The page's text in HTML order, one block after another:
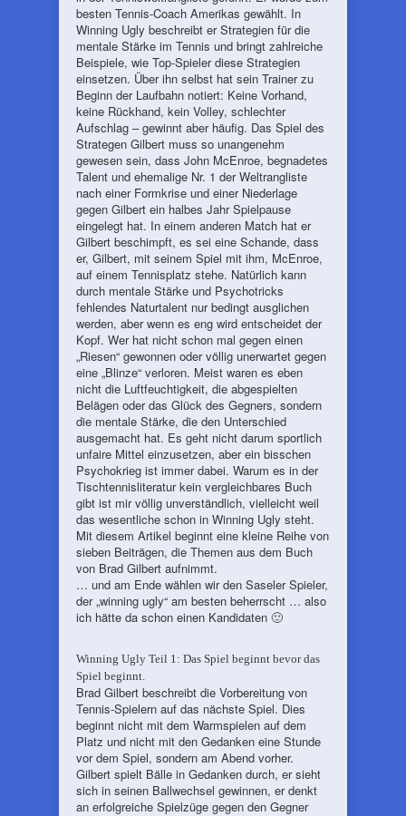
besten Tennis-Coach Amerikas gewählt. In
Winning Ugly beschreibt er Strategien für die
mentale Stärke im Tennis und bringt zahlreiche
Beispiele, wie Top-Spieler diese Strategien
einsetzen. Über ihn selbst hat sein Trainer zu
Beginn der Laufbahn notiert: Keine Vorhand,
keine Rückhand, kein Volley, schlechter
Aufschlag – gewinnt aber häufig. Das Spiel des
Strategen Gilbert muss so unangenehm
gewesen sein, dass John McEnroe, begnadetes
Talent und ehemalige Nr. 1 der Weltrangliste
nach einer Formkrise und einer Niederlage
gegen Gilbert ein halbes Jahr Spielpause
eingelegt hat. In einem anderen Match hat er
Gilbert beschimpft, es sei eine Schande, dass
er, Gilbert, mit seinem Spiel mit ihm, McEnroe,
auf einem Tennisplatz stehe. Natürlich kann
durch mentale Stärke und Psychotricks
fehlendes Naturtalent nur bedingt ausglichen
werden, aber wenn es eng wird entscheidet der
Kopf. Wer hat nicht schon mal gegen einen
„Riesen“ gewonnen oder völlig unerwartet gegen
eine „Blinze“ verloren. Meist waren es eben
nicht die Luftfeuchtigkeit, die abgespielten
Belägen oder das Glück des Gegners, sondern
die mentale Stärke, die den Unterschied
ausgemacht hat. Es geht nicht darum sportlich
unfaire Mittel einzusetzen, aber ein bisschen
Psychokrieg ist immer dabei. Warum es in der
Tischtennisliteratur kein vergleichbares Buch
gibt ist mir völlig unverständlich, vielleicht weil
das wesentliche schon in Winning Ugly steht.
Mit diesem Artikel beginnt eine kleine Reihe von
sieben Beiträgen, die Themen aus dem Buch
von Brad Gilbert aufnimmt.
… und am Ende wählen wir den Saseler Spieler,
der „winning ugly“ am besten beherrscht … also
ich hätte da schon einen Kandidaten 🙂
Winning Ugly Teil 1: Das Spiel beginnt bevor das
Spiel beginnt.
Brad Gilbert beschreibt die Vorbereitung von
Tennis-Spielern auf das nächste Spiel. Dies
beginnt nicht mit dem Warmspielen auf dem
Platz und nicht mit den Gedanken eine Stunde
vor dem Spiel, sondern am Abend vorher.
Gilbert spielt Bälle in Gedanken durch, er sieht
sich in seinen Ballwechsel gewinnen, er denkt
an erfolgreiche Spielzüge gegen den Gegner